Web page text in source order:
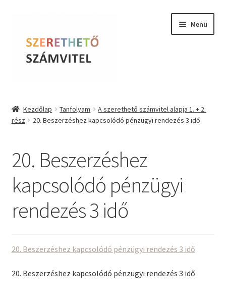
navigációhoz
tartalomba
Menü
Online kurzusok
Tudástár
Farkas Krisztina
Kezdőlap Tanfolyam
A szerethető számvitel alapja 1. + 2.
rész
20. Beszerzéshez kapcsolódó pénzügyi rendezés 3 idő
20. Beszerzéshez
kapcsolódó pénzügyi
rendezés 3 idő
20. Beszerzéshez kapcsolódó pénzügyi rendezés 3 idő
20. Beszerzéshez kapcsolódó pénzügyi rendezés 3 idő